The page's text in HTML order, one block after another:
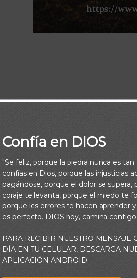
Porque por fe andamos, no por vista. (2
Piensa:
Algunas personas me dicen: “Me
nos gustaría que Dios dejara caer esa
como Él actúa. La fe aumenta como
Todos nos maravillamos de la
Señor. Pero, ¿alguna vez se ha
sumisión que prepararon el camino para
Confía en DIOS
"Se feliz, porque la piedra nunca es tan
confías en Dios, porque las injusticias
pagándose, porque el dolor se supera,
coraje te levanta, porque el miedo te
porque los errores te hacen aprender
es perfecto. DIOS hoy, camina
PARA RECIBIR NUESTRO MENSAJE
DÍA EN TU CELULAR, DESCARGA
APLICACIÓN ANDROID.